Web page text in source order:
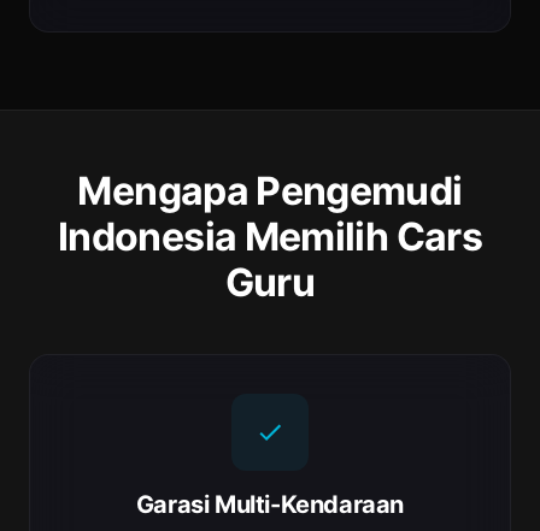
Mengapa Pengemudi
Indonesia Memilih Cars
Guru
Garasi Multi-Kendaraan